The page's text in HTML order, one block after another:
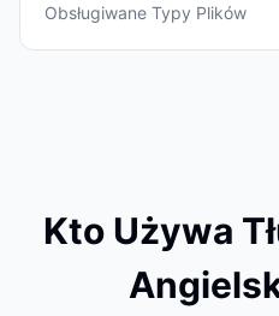
Obsługiwane Typy Plików
Kto Używa